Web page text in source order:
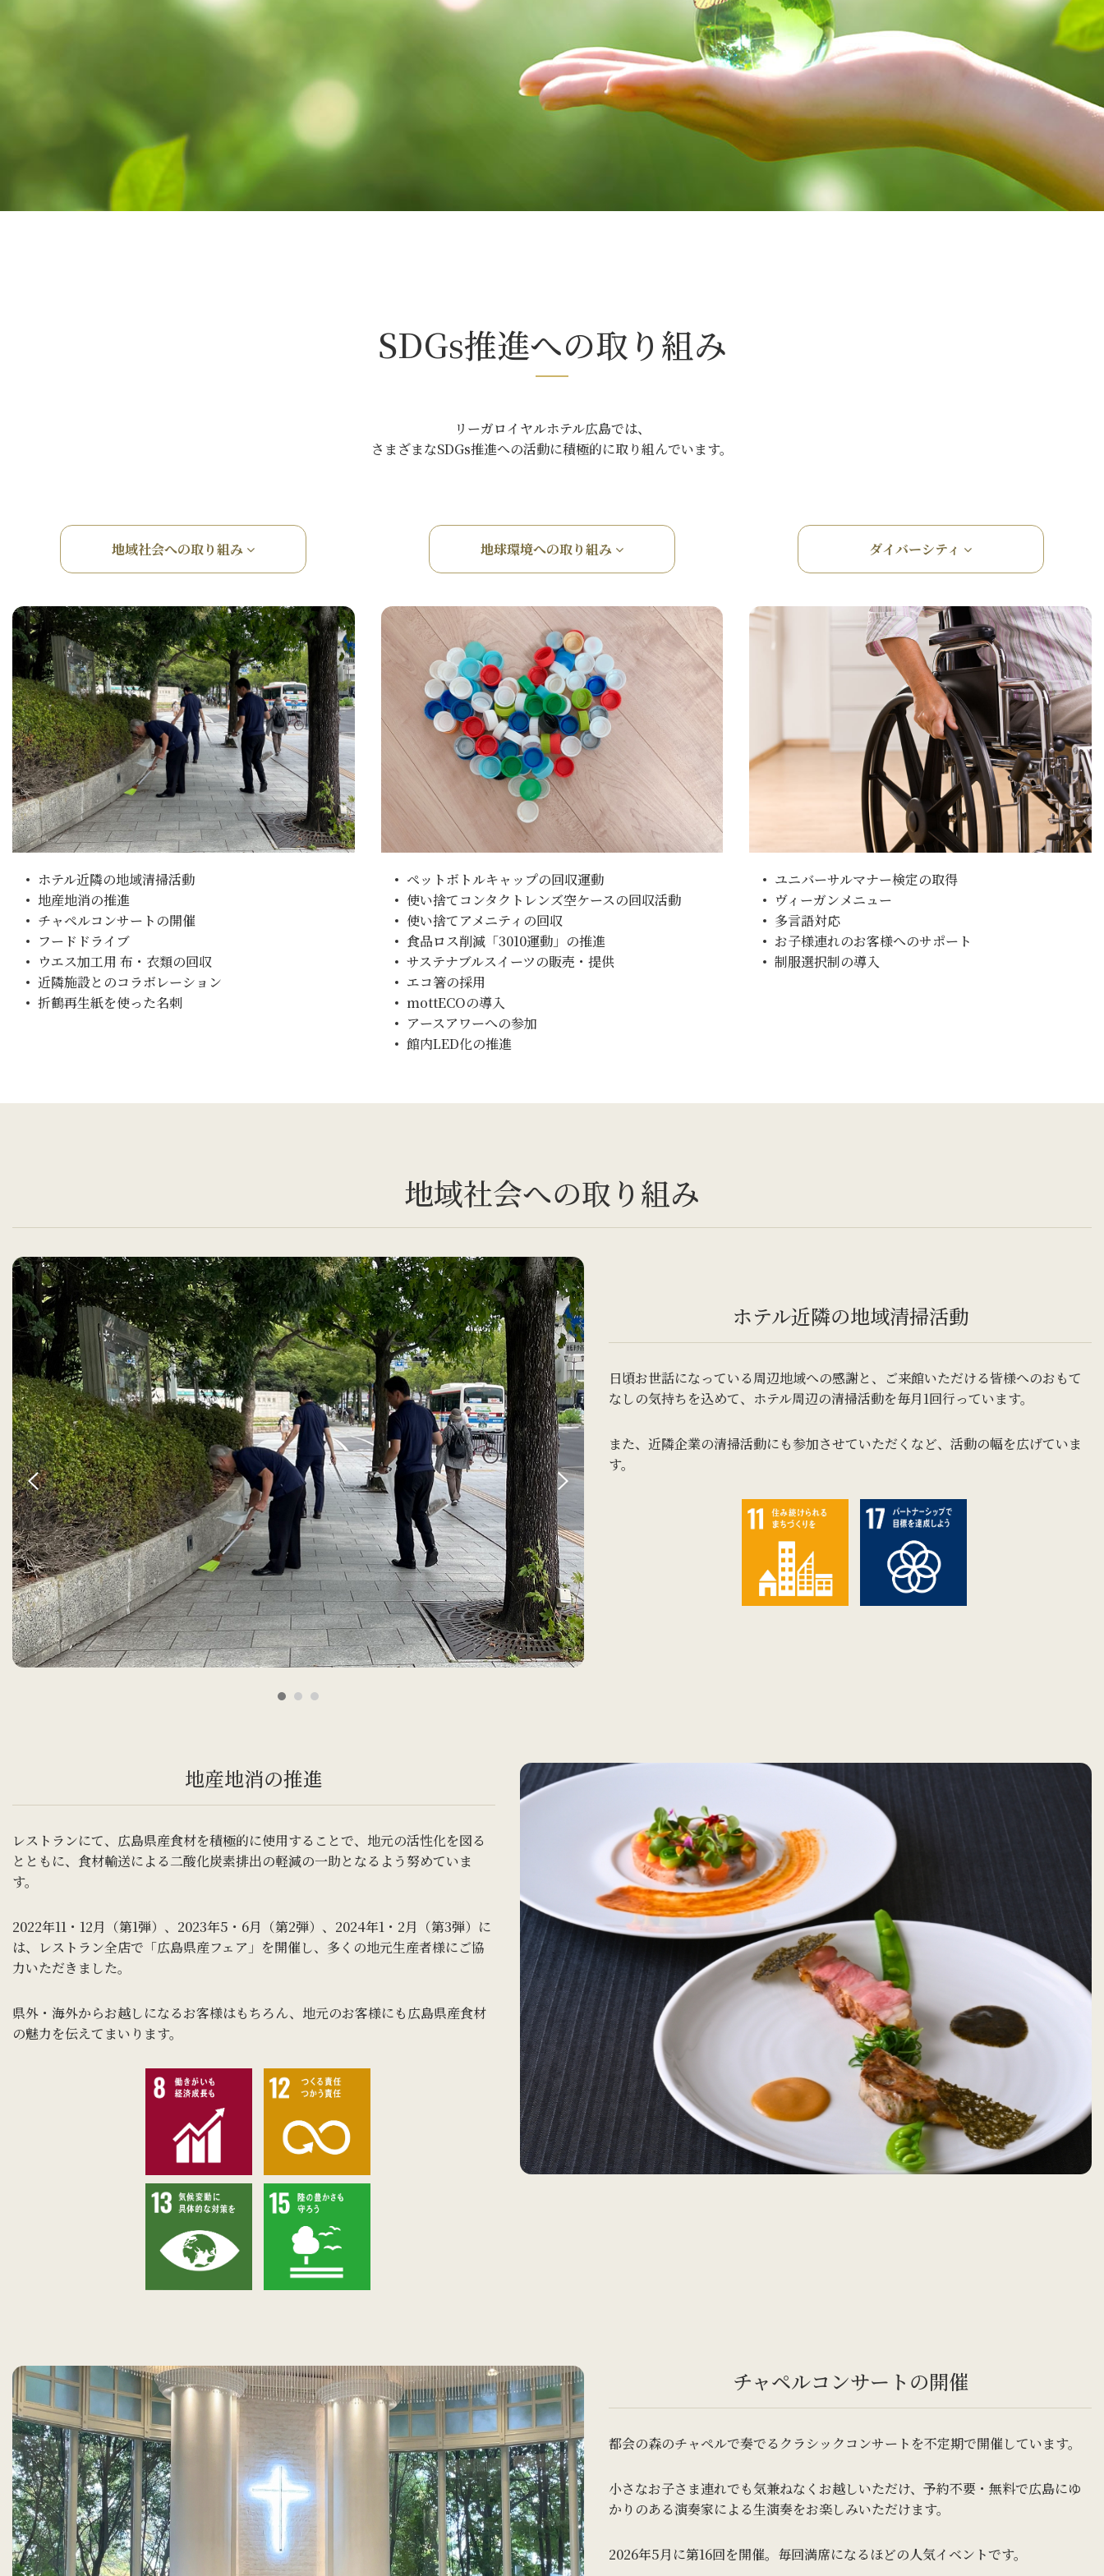
SDGs推進への取り組み
リーガロイヤルホテル広島では、
さまざまなSDGs推進への活動に積極的に取り組んでいます。
地域社会への取り組み
ホテル近隣の地域清掃活動
地産地消の推進
チャペルコンサートの開催
フードドライブ
ウエス加工用 布・衣類の回収
近隣施設とのコラボレーション
折鶴再生紙を使った名刺
地球環境への取り組み
ペットボトルキャップの回収運動
使い捨てコンタクトレンズ空ケースの回収活動
使い捨てアメニティの回収
食品ロス削減「3010運動」の推進
サステナブルスイーツの販売・提供
エコ箸の採用
mottECOの導入
アースアワーへの参加
館内LED化の推進
ダイバーシティ
ユニバーサルマナー検定の取得
ヴィーガンメニュー
多言語対応
お子様連れのお客様へのサポート
制服選択制の導入
地域社会への取り組み
ホテル近隣の地域清掃活動
日頃お世話になっている周辺地域への感謝と、ご来館いただける皆様へのおもて
なしの気持ちを込めて、ホテル周辺の清掃活動を毎月1回行っています。
また、近隣企業の清掃活動にも参加させていただくなど、活動の幅を広げていま
す。
地産地消の推進
レストランにて、広島県産食材を積極的に使用することで、地元の活性化を図る
とともに、食材輸送による二酸化炭素排出の軽減の一助となるよう努めていま
す。
2022年11・12月（第1弾）、2023年5・6月（第2弾）、2024年1・2月（第3弾）に
は、レストラン全店で「広島県産フェア」を開催し、多くの地元生産者様にご協
力いただきました。
県外・海外からお越しになるお客様はもちろん、地元のお客様にも広島県産食材
の魅力を伝えてまいります。
チャペルコンサートの開催
都会の森のチャペルで奏でるクラシックコンサートを不定期で開催しています。
小さなお子さま連れでも気兼ねなくお越しいただけ、予約不要・無料で広島にゆ
かりのある演奏家による生演奏をお楽しみいただけます。
2026年5月に第16回を開催。毎回満席になるほどの人気イベントです。